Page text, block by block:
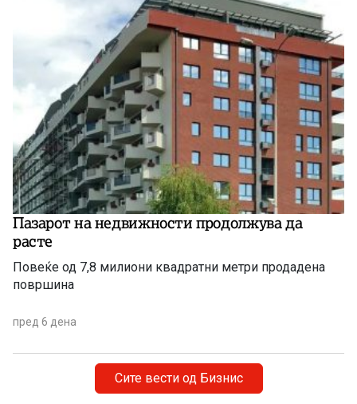
Пазарот на недвижности продолжува да
расте
Повеќе од 7,8 милиони квадратни метри продадена
површина
пред 6 дена
Сите вести од Бизнис